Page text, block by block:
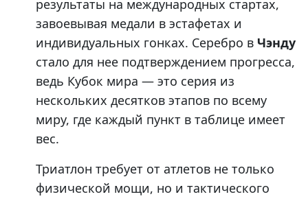
результаты на международных стартах,
завоевывая медали в эстафетах и
индивидуальных гонках. Серебро в Чэнду
стало для нее подтверждением прогресса,
ведь Кубок мира — это серия из
нескольких десятков этапов по всему
миру, где каждый пункт в таблице имеет
вес.
Триатлон требует от атлетов не только
физической мощи, но и тактического